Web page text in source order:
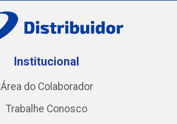
Institucional
Área do Colaborador
Trabalhe Conosco